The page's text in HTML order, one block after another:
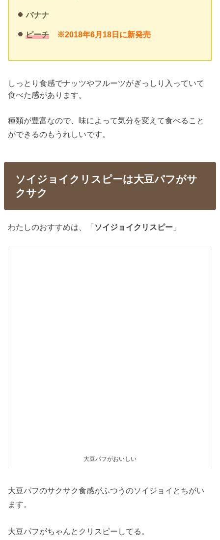
バナナ
ピーチ ※2018年6月18日に新発売
しっとり食感でナッツやフルーツがぎっしり入っていて
食べた感があります。
種類が豊富なので、味によって気分を変えて食べること
ができるのもうれしいです。
ソイジョイクリスピーは大豆パフがサ
クサク
わたしのおすすめは、「ソイジョイクリスピー 」
大豆パフがおいしい
大豆パフのサクサク食感がふつうのソイジョイとちがい
ます。
大豆パフがちゃんとクリスピーしてる。